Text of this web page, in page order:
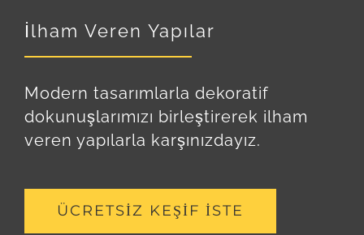
İlham Veren Yapılar
Modern tasarımlarla dekoratif
dokunuşlarımızı birleştirerek ilham
veren yapılarla karşınızdayız.
ÜCRETSİZ KEŞİF İSTE